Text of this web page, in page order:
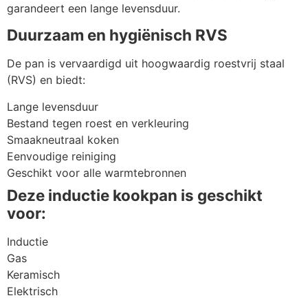
garandeert een lange levensduur.
Duurzaam en hygiënisch RVS
De pan is vervaardigd uit hoogwaardig roestvrij staal
(RVS) en biedt:
Lange levensduur
Bestand tegen roest en verkleuring
Smaakneutraal koken
Eenvoudige reiniging
Geschikt voor alle warmtebronnen
Deze inductie kookpan is geschikt
voor:
Inductie
Gas
Keramisch
Elektrisch